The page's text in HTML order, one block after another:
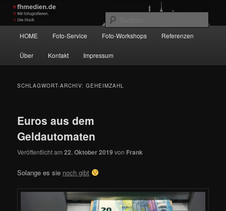
Zum
primären
Inhalt
springen
Zum
sekundären
Inhalt
springen
Wir fotografieren die Hauptstadt!
HOME Foto-Service Foto-Workshops Referenzen
Über Kontakt Impressum
SCHLAGWORT-ARCHIV:GEHEIMZAHL
Euros aus dem
Geldautomaten
Veröffentlicht am22. Oktober 2019 von Frank
Solange es sie noch gibt